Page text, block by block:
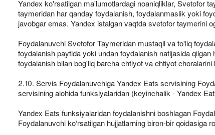
Yandex ko'rsatilgan ma'lumotlardagi noaniqliklar, Svetofor
taymeridan har qanday foydalanish, foydalanmaslik yoki
javobgar emas. Yandex istalgan vaqtda svetofor taymerini
Foydalanuvchi Svetofor Taymeridan mustaqil va to'liq
foydalanish paytida yoki undan foydalanish natijasida
foydalanish bilan bog'liq barcha ehtiyot va ehtiyot
2.10. Servis Foydalanuvchiga Yandex Eats servisining
servisining alohida funksiyalaridan (keyinchalik - Yandex
Yandex Eats funksiyalaridan foydalanishni boshlagan
Foydalanuvchi ko‘rsatilgan hujjatlarning biron-bir qoidasiga